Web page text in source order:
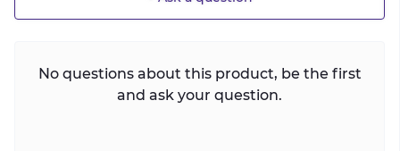
No questions about this product, be the first
and ask your question.